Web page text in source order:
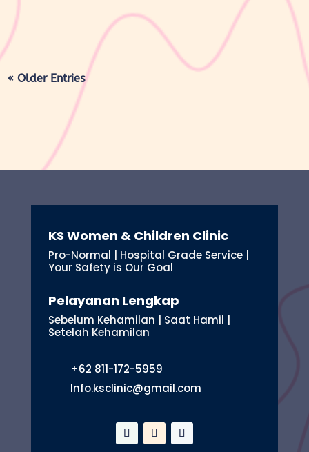
« Older Entries
KS Women & Children Clinic
Pro-Normal | Hospital Grade Service |
Your Safety is Our Goal
Pelayanan Lengkap
Sebelum Kehamilan | Saat Hamil |
Setelah Kehamilan
+62 811-172-5959
Info.ksclinic@gmail.com